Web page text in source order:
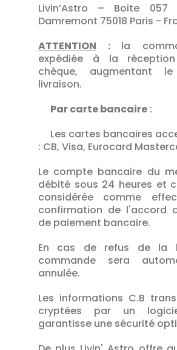
Livin’Astro – Boite
Damremont 75018 Paris -
ATTENTION : la
expédiée à la
chèque, augmentant
livraison.
Par carte bancaire :
Les cartes bancaires
: CB, Visa, Eurocard
Le compte bancaire du
débité sous 24 heures et
considérée comme
confirmation de l'accord
de paiement bancaire.
En cas de refus de la
commande sera
annulée.
Les informations C.B
cryptées par un
garantisse une sécurité